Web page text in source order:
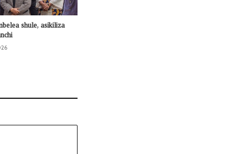
shule, asikiliza